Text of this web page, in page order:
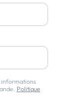
informations
Politique